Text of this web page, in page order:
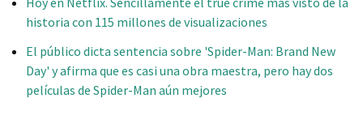
historia con 115 millones de visualizaciones
El público dicta sentencia sobre 'Spider-Man: Brand New
Day' y afirma que es casi una obra maestra, pero hay dos
películas de Spider-Man aún mejores